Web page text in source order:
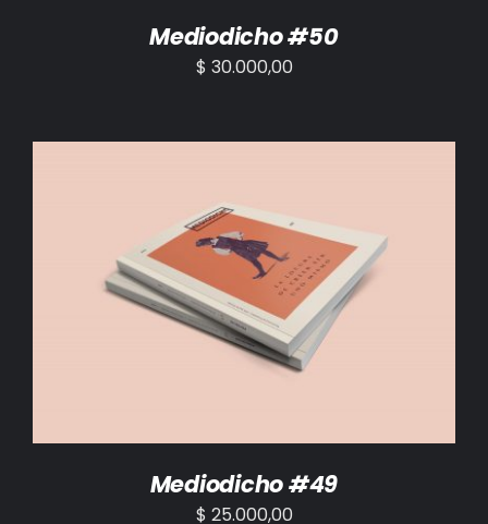
Mediodicho #50
$ 30.000,00
AÑADIR AL CARRITO / DETALLES
Mediodicho #49
$ 25.000,00